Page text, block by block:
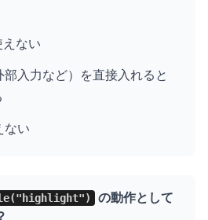
えない
入力など）を直接入れると
ない
の動作として